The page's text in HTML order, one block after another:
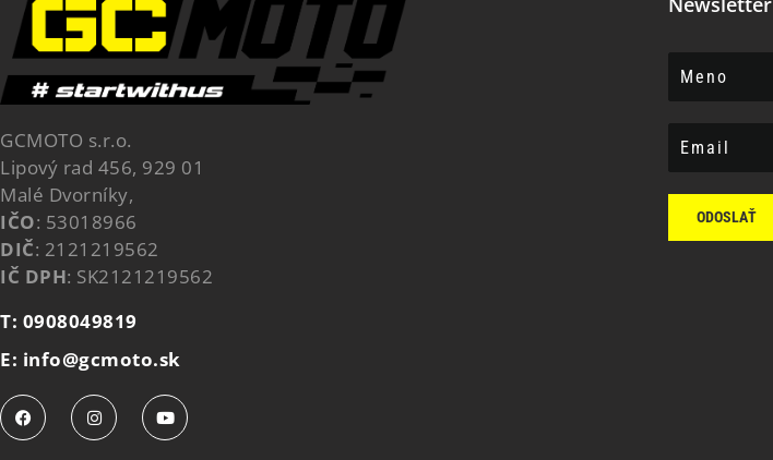
GCMOTO s.r.o.
Lipový rad 456, 929 01
Malé Dvorníky,
IČO: 53018966
DIČ: 2121219562
IČ DPH: SK2121219562
T: 0908049819
E: info@gcmoto.sk
ODOSLAŤ